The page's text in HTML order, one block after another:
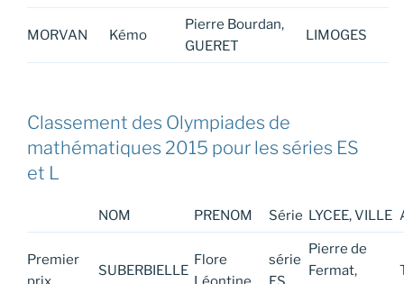
MORVAN Kémo
Pierre Bourdan,
GUERET
LIMOGES
Classement des Olympiades de
mathématiques 2015 pour les séries ES
et L
NOM PRENOM Série LYCEE, VILLE
Premier
SUBERBIELLE
Flore
série
Pierre de
Fermat,